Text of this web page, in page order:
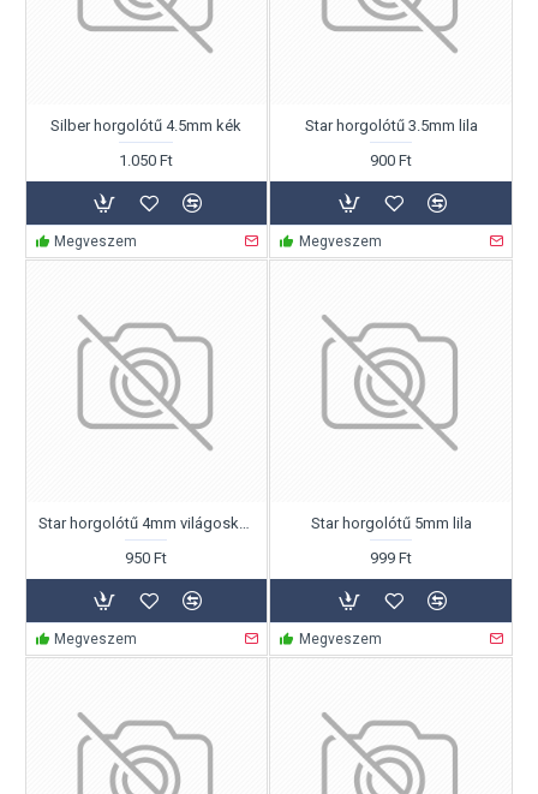
Silber horgolótű 4.5mm kék
1.050 Ft
Megveszem
Star horgolótű 3.5mm lila
900 Ft
Megveszem
950 Ft
Megveszem
Star horgolótű 5mm lila
999 Ft
Megveszem